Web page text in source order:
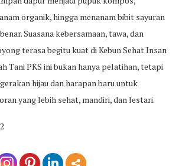
organik, hingga menanam bibit sayuran
Suasana kebersamaan, tawa, dan
terasa begitu kuat di Kebun Sehat Insan
Tani PKS ini bukan hanya pelatihan, tetapi
hijau dan harapan baru untuk
yang lebih sehat, mandiri, dan lestari.